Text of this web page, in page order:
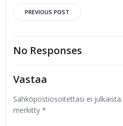
Post
navigation
PREVIOUS POST
No Responses
Vastaa
Sähköpostiosoitettasi ei julkaista.
merkitty *